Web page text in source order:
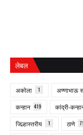
लेबल
अकोला 1 अण्णाभाऊ
कन्हान 419 कांद्री-
जिल्हास्तरीय 1 ठाणे 71